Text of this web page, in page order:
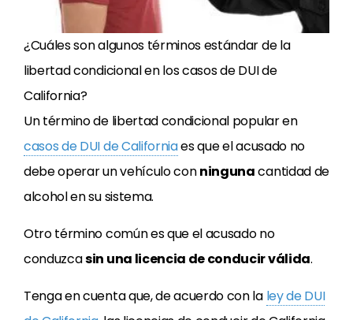
¿Cuáles son algunos términos estándar de la
libertad condicional en los casos de DUI de
California?
Un término de libertad condicional popular en
casos de DUI de Californiaes que el acusado no
debe operar un vehículo conningunacantidad de
alcohol en su sistema.
Otro término común es que el acusado no
conduzcasin una licencia de conducir válida.
Tenga en cuenta que, de acuerdo con la ley de DUI